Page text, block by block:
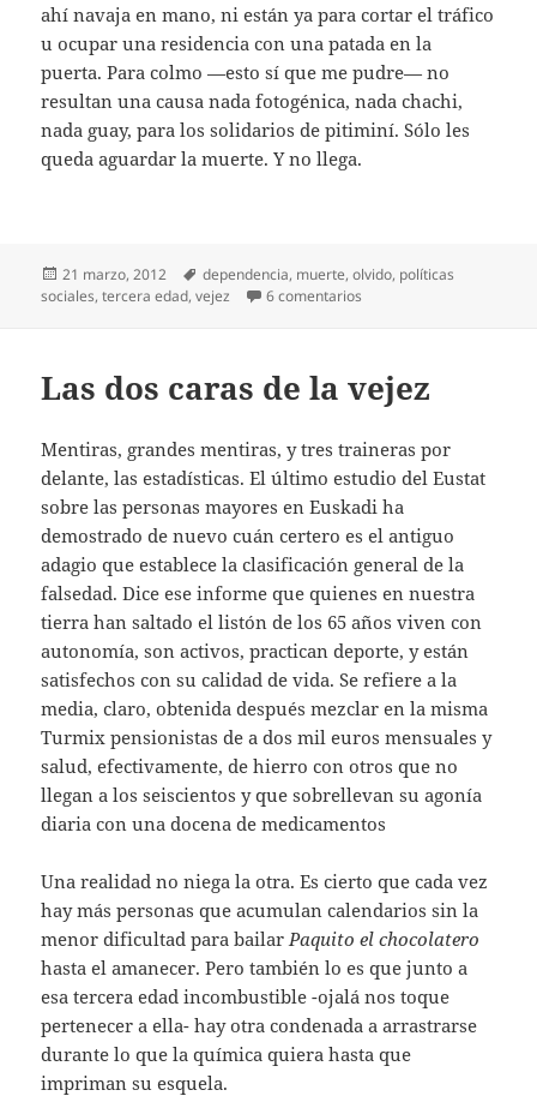
ahí navaja en mano, ni están ya para cortar el tráfico
u ocupar una residencia con una patada en la
puerta. Para colmo —esto sí que me pudre— no
resultan una causa nada fotogénica, nada chachi,
nada guay, para los solidarios de pitiminí. Sólo les
queda aguardar la muerte. Y no llega.
Publicado
el
21 marzo, 2012 Etiquetas
dependencia, muerte,olvido, políticas
sociales,tercera edad,vejez 6 comentarios
Las dos caras de la vejez
Mentiras, grandes mentiras, y tres traineras por
delante, las estadísticas. El último estudio del Eustat
sobre las personas mayores en Euskadi ha
demostrado de nuevo cuán certero es el antiguo
adagio que establece la clasificación general de la
falsedad. Dice ese informe que quienes en nuestra
tierra han saltado el listón de los 65 años viven con
autonomía, son activos, practican deporte, y están
satisfechos con su calidad de vida. Se refiere a la
media, claro, obtenida después mezclar en la misma
Turmix pensionistas de a dos mil euros mensuales y
salud, efectivamente, de hierro con otros que no
llegan a los seiscientos y que sobrellevan su agonía
diaria con una docena de medicamentos
Una realidad no niega la otra. Es cierto que cada vez
hay más personas que acumulan calendarios sin la
menor dificultad para bailar Paquito el chocolatero
hasta el amanecer. Pero también lo es que junto a
esa tercera edad incombustible -ojalá nos toque
pertenecer a ella- hay otra condenada a arrastrarse
durante lo que la química quiera hasta que
impriman su esquela.